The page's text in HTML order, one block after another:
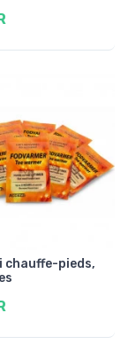
chauffe-pieds,